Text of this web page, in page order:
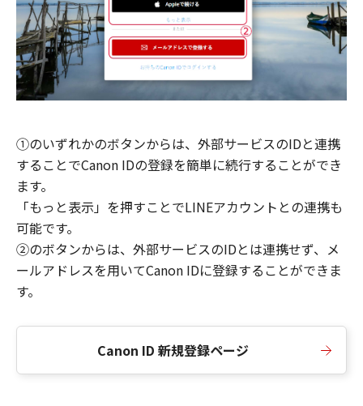
①のいずれかのボタンからは、外部サービスのIDと連携
することでCanon IDの登録を簡単に続行することができ
ます。
「もっと表示」を押すことでLINEアカウントとの連携も
可能です。
②のボタンからは、外部サービスのIDとは連携せず、メ
ールアドレスを用いてCanon IDに登録することができま
す。
Canon ID 新規登録ページ